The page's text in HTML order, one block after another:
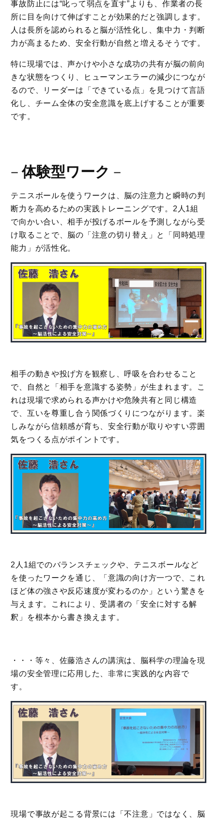
事故防止には“叱って弱点を直す”よりも、作業者の長
所に目を向けて伸ばすことが効果的だと強調します。
人は長所を認められると脳が活性化し、集中力・判断
力が高まるため、安全行動が自然と増えるそうです。
特に現場では、声かけや小さな成功の共有が脳の前向
きな状態をつくり、ヒューマンエラーの減少につなが
るので、リーダーは「できている点」を見つけて言語
化し、チーム全体の安全意識を底上げすることが重要
です。
－体験型ワーク －
テニスボールを使うワークは、脳の注意力と瞬時の判
断力を高めるための実践トレーニングです。2人1組
で向かい合い、相手が投げるボールを予測しながら受
け取ることで、脳の「注意の切り替え」と「同時処理
能力」が活性化。
相手の動きや投げ方を観察し、呼吸を合わせること
で、自然と「相手を意識する姿勢」が生まれます。こ
れは現場で求められる声かけや危険共有と同じ構造
で、互いを尊重し合う関係づくりにつながります。楽
しみながら信頼感が育ち、安全行動が取りやすい雰囲
気をつくる点がポイントです。
2人1組でのバランスチェックや、テニスボールなど
を使ったワークを通じ、「意識の向け方一つで、これ
ほど体の強さや反応速度が変わるのか」という驚きを
与えます。これにより、受講者の「安全に対する解
釈」を根本から書き換えます。
・・・等々、佐藤浩さんの講演は、脳科学の理論を現
場の安全管理に応用した、非常に実践的な内容で
す。
現場で事故が起こる背景には「不注意」ではなく、脳